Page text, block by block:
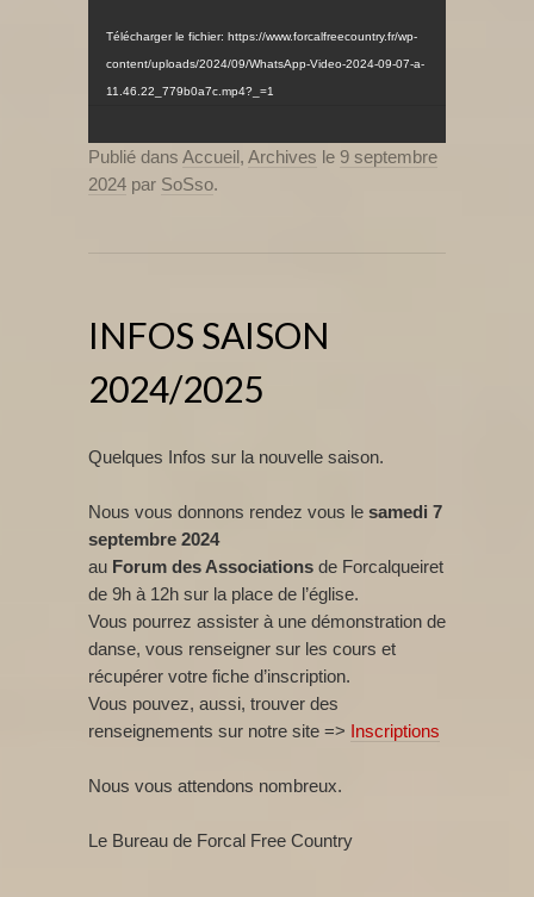
Télécharger le fichier: https://www.forcalfreecountry.fr/wp-
content/uploads/2024/09/WhatsApp-Video-2024-09-07-a-
11.46.22_779b0a7c.mp4?_=1
Publié dans Accueil, Archives le 9 septembre
2024 par SoSso.
INFOS SAISON
2024/2025
Quelques Infos sur la nouvelle saison.
Nous vous donnons rendez vous le samedi 7
septembre 2024
au Forum des Associations de Forcalqueiret
de 9h à 12h sur la place de l’église.
Vous pourrez assister à une démonstration de
danse, vous renseigner sur les cours et
récupérer votre fiche d’inscription.
Vous pouvez, aussi, trouver des
renseignements sur notre site => Inscriptions
Nous vous attendons nombreux.
Le Bureau de Forcal Free Country